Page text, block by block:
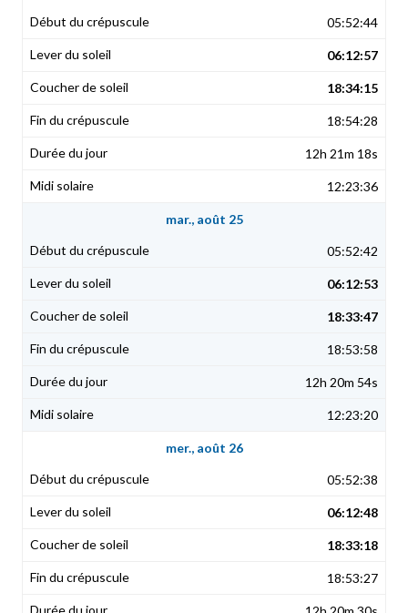
05:52:44
06:12:57
18:34:15
18:54:28
12h 21m 18s
12:23:36
mar., août 25
05:52:42
06:12:53
18:33:47
18:53:58
12h 20m 54s
12:23:20
mer., août 26
05:52:38
06:12:48
18:33:18
18:53:27